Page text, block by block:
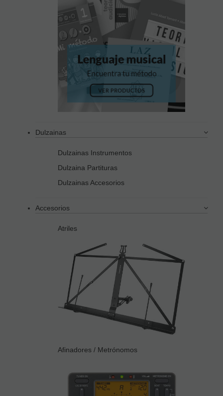
Dulzainas
Dulzainas Instrumentos
Dulzaina Partituras
Dulzainas Accesorios
Accesorios
Atriles
Afinadores / Metrónomos